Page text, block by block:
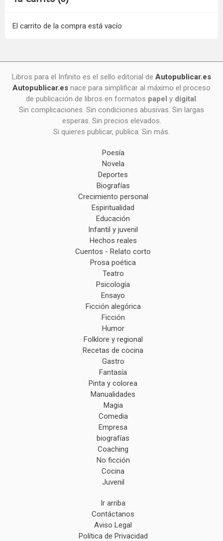
El carrito de la compra está vacío
Libros para el Infinito es el sello editorial de Autopublicar.es
Autopublicar.es nace para simplificar al máximo el proceso
de publicación de libros en formatos papel y digital.
Sin complicaciones. Sin condiciones abusivas. Sin largas
esperas. Sin precios elevados.
Si quieres publicar, publica. Sin más.
Poesía
Novela
Deportes
Biografías
Crecimiento personal
Espiritualidad
Educación
Infantil y juvenil
Hechos reales
Cuentos - Relato corto
Prosa poética
Teatro
Psicología
Ensayo
Ficción alegórica
Ficción
Humor
Folklore y regional
Recetas de cocina
Gastro
Fantasía
Pinta y colorea
Manualidades
Magia
Comedia
Empresa
biografías
Coaching
No ficción
Cocina
Juvenil
Ir arriba
Contáctanos
Aviso Legal
Política de Privacidad